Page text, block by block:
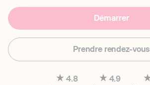
Démarrer
Prendre rendez-vous
4.8 4.9